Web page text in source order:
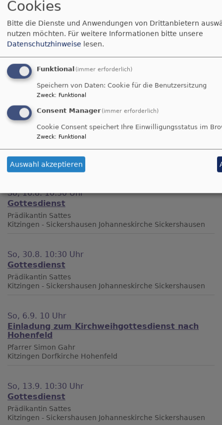
So, 16.8. 10:30 Uhr
Gottesdienst
Prädikantin Sattes
Kitzingen - Sickershausen Johanneskirche Sickershausen
So, 30.8. 10:30 Uhr
Gottesdienst
Prädikantin Sattes
Kitzingen - Sickershausen Johanneskirche Sickershausen
So, 6.9. 10 Uhr
Einladung zum Kirchweihgottesdienst nach
Hohenfeld
Pfarrer Simon Gahr
Kitzingen Dorfkirche Hohenfeld
So, 13.9. 10:30 Uhr
Gottesdienst
Prädikantin Sattes
Kitzingen - Sickershausen Johanneskirche Sickershausen
Cookies
Bitte die Dienste und Anwendungen von Drittanbietern
nutzen möchten. Für weitere Informationen bitte unsere
Datenschutzhinweise lesen.
Funktional (immer erforderlich)
Speichern von Daten: Cookie für die Benutzersitzung
Zweck: Funktional
Consent Manager (immer erforderlich)
Cookie Consent speichert Ihre Einwilligungsstatus im
Zweck: Funktional
Auswahl akzeptieren